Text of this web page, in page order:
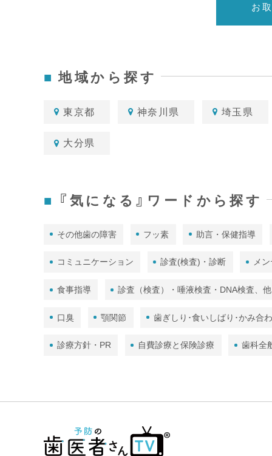
お
地域から探す
東京都 神奈川県 埼玉県
大分県
『気になる』ワードから探す
その他歯の障害 フッ素 助言・保健指導
コミュニケーション 診査(検査)・診断 メ
食事指導 診査（検査）・唾液検査・DNA検査、他
口臭 顎関節 歯ぎしり･食いしばり･かみ合
診療方針・PR 自費診療と保険診療 歯科全